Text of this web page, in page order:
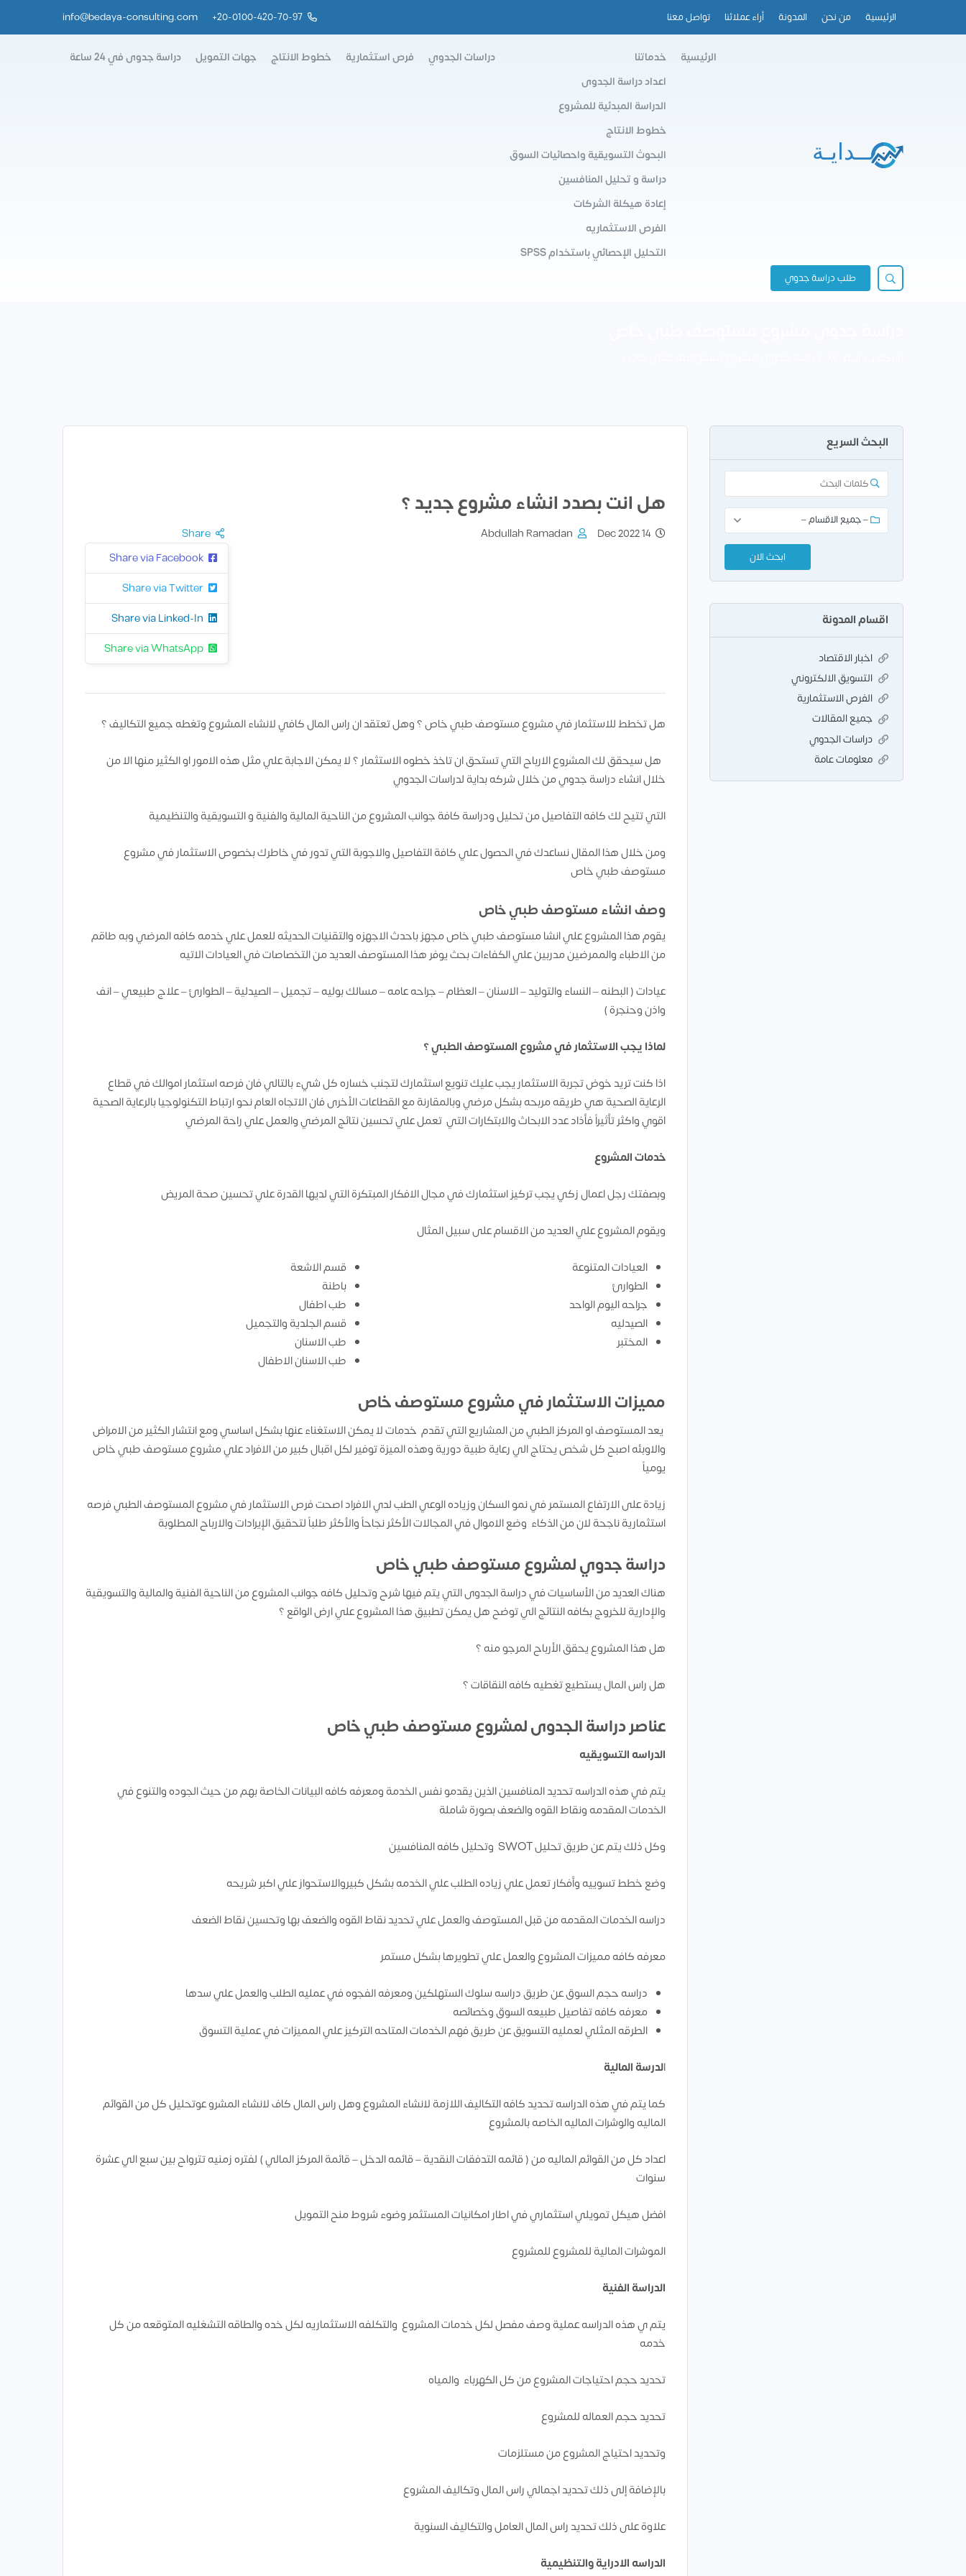
20-0100-420-70-97
+
info@bedaya-consulting.com الرئيسية من نحن المدونة أراء عملائنا تواصل معنا
الرئيسية
خدماتنا
اعداد دراسة الجدوى
الدراسة المبدئية للمشروع
خطوط الانتاج
البحوث التسويقية واحصائيات السوق
دراسة و تحليل المنافسين
إعادة هيكلة الشركات
الفرص الاستثماريه
التحليل الإحصائي باستخدام SPSS
دراسات الجدوي فرص استثمارية خطوط الانتاج جهات التمويل دراسة جدوى في 24 ساعة
طلب دراسة جدوي
هل انت بصدد انشاء مشروع جديد ؟
14 Dec 2022
Abdullah Ramadan
Share
Share via Facebook
Share via Twitter
Share via Linked-In
Share via WhatsApp
هل تخطط للاستثمار في مشروع مستوصف طبي خاص ؟ وهل تعتقد ان راس المال كافي لانشاء المشروع وتغطه جميع التكاليف ؟
هل سيحقق لك المشروع الارباح التي تستحق ان تاخذ خطوه الاستثمار ؟ لا يمكن الاجابة علي مثل هذه الامور او الكثير منها الا من
خلال انشاء دراسة جدوي من خلال شركه بداية لدراسات الجدوي
التي تتيح لك كافه التفاصيل من تحليل ودراسة كافة جوانب المشروع من الناحية المالية والفنية و التسويقية والتنظيمية
ومن خلال هذا المقال نساعدك في الحصول علي كافة التفاصيل والاجوبة التي تدور في خاطرك بخصوص الاستثمار في مشروع
مستوصف طبي خاص
وصف انشاء مستوصف طبي خاص
يقوم هذا المشروع علي انشا مستوصف طبي خاص مجهز باحدث الاجهزه والتقنيات الحديثه للعمل علي خدمه كافه المرضي وبه طاقم
من الاطباء والممرضين مدربين علي الكفاءات بحث يوفر هذا المستوصف العديد من التخصاصات في العيادات الاتيه
عيادات ( البطنه – النساء والتوليد – الاسنان – العظام – جراحه عامه – مسالك بوليه – تجميل – الصيدلية – الطوارئ – علاج طبيعي – انف
واذن وحنجرة )
لماذا يجب الاستثمار في مشروع المستوصف الطبي ؟
اذا كنت تريد خوض تجربة الاستثمار يجب عليك تنويع استثمارك لتجنب خساره كل شيء بالتالي فان فرصه استثمار اموالك في قطاع
الرعاية الصحية هي طريقه مربحه بشكل مرضي وبالمقارنة مع القطاعات الأخرى فان الاتجاه العام نحو ارتباط التكنولوجيا بالرعاية الصحية
اقوي واكثر تأثيراً فأذاد عدد الابحاث والابتكارات التي تعمل علي تحسين نتائج المرضي والعمل علي راحة المرضي
خدمات المشروع
وبصفتك رجل اعمال زكي يجب تركيز استثمارك في مجال الافكار المبتكرة التي لديها القدرة علي تحسين صحة المريض
ويقوم المشروع علي العديد من الاقسام على سبيل المثال
العيادات المتنوعة
الطوارئ
جراحه اليوم الواحد
الصيدليه
المختبر
قسم الاشعة
باطنة
طب اطفال
قسم الجلدية والتجميل
طب الاسنان
طب الاسنان الاطفال
مميزات الاستثمار في مشروع مستوصف خاص
يعد المستوصف او المركز الطبي من المشاريع التي تقدم خدمات لا يمكن الاستغناء عنها بشكل اساسي ومع انتشار الكثير من الامراض
والاوبئه اصبح كل شخص يحتاج الي رعاية طبية دورية وهذه الميزة توفير لكل اقبال كبير من الافراد علي مشروع مستوصف طبي خاص
يومياً
زيادة على الارتفاع المستمر في نمو السكان وزياده الوعي الطب لدي الافراد اصحت فرص الاستثمار في مشروع المستوصف الطبي فرصه
استثمارية ناجحة لان من الذكاء وضع الاموال في المجالات الأكثر نجاحاً والأكثر طلباً لتحقيق الإيرادات والارباح المطلوبة
دراسة جدوي لمشروع مستوصف طبي خاص
هناك العديد من الأساسيات في دراسة الجدوى التي يتم فيها شرح وتحليل كافه جوانب المشروع من الناحية الفنية والمالية والتسويقية
والإدارية للخروج بكافه النتائج الي توضح هل يمكن تطبيق هذا المشروع علي ارض الواقع ؟
هل هذا المشروع يحقق الأرباح المرجو منه ؟
هل راس المال يستطيع تغطيه كافه النقاقات ؟
عناصر دراسة الجدوى لمشروع مستوصف طبي خاص
الدراسه التسويقيه
يتم في هذه الدراسه تحديد المنافسين الذين يقدمو نفس الخدمة ومعرفه كافه البيانات الخاصة بهم من حيث الجوده والتنوع في
الخدمات المقدمه ونقاط القوه والضعف بصورة شاملة
وكل ذلك يتم عن طريق تحليل SWOT وتحليل كافه المنافسين
وضع خطط تسوييه وأفكار تعمل علي زياده الطلب علي الخدمه بشكل كبيروالاستحواز علي اكبر شريحه
دراسه الخدمات المقدمه من قبل المستوصف والعمل علي تحديد نقاط القوه والضعف بها وتحسين نقاط الضعف
معرفه كافه مميزات المشروع والعمل علي تطويرها بشكل مستمر
دراسه حجم السوق عن طريق دراسه سلوك الستهلكين ومعرفه الفجوه في عمليه الطلب والعمل علي سدها
معرفه كافه تفاصيل طبيعه السوق وخصائصه
الطرقه المثلي لعمليه التسويق عن طريق فهم الخدمات المتاحه التركيز علي المميزات في عملية التسوق
الدرسة المالية
كما يتم في هذه الدراسه تحديد كافه التكاليف اللازمة لانشاء المشروع وهل راس المال كاف لانشاء المشرو عوتحليل كل من القوائم
الماليه والوشرات الماليه الخاصه بالمشروع
اعداد كل من القوائم الماليه من ( قائمه التدفقات النقدية – قائمه الدخل – قائمة المركز المالي ) لفتره زمنيه تترواح بين سبع الي عشرة
سنوات
افضل هيكل تمويلي استثماري في اطار امكانيات المستثمر وضوء شروط منح التمويل
الموشرات المالية للمشروع للمشروع
الدراسة الفنية
يتم ي هذه الدراسه عملية وصف مفصل لكل خدمات المشروع والتكلفه الاستثماريه لكل خده والطاقه التشغليه المتوقعه من كل
خدمه
تحديد حجم احتياجات المشروع من كل الكهرباء والمياه
تحديد حجم العماله للمشروع
وتحديد احتياج المشروع من مستلزمات
بالإضافة إلى ذلك تحديد اجمالي راس المال وتكاليف المشروع
علاوة على ذلك تحديد راس المال العامل والتكاليف السنوية
الدراسه الادراية والتنظيمية
البحث السريع
اقسام المدونة
اخبار الاقتصاد
التسويق الالكتروني
الفرص الاستثمارية
جميع المقالات
دراسات الجدوي
معلومات عامة